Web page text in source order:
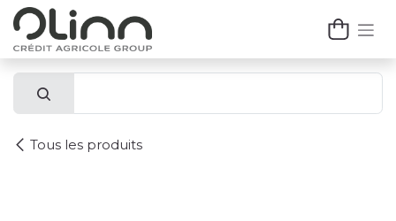
Se rendre au contenu
Tous les produits